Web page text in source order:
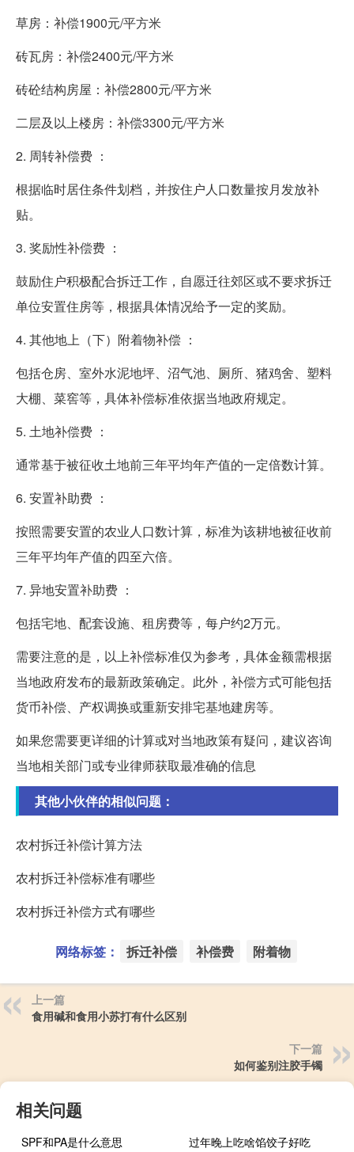
草房：补偿1900元/平方米
砖瓦房：补偿2400元/平方米
砖砼结构房屋：补偿2800元/平方米
二层及以上楼房：补偿3300元/平方米
2. 周转补偿费 ：
根据临时居住条件划档，并按住户人口数量按月发放补
贴。
3. 奖励性补偿费 ：
鼓励住户积极配合拆迁工作，自愿迁往郊区或不要求拆迁
单位安置住房等，根据具体情况给予一定的奖励。
4. 其他地上（下）附着物补偿 ：
包括仓房、室外水泥地坪、沼气池、厕所、猪鸡舍、塑料
大棚、菜窖等，具体补偿标准依据当地政府规定。
5. 土地补偿费 ：
通常基于被征收土地前三年平均年产值的一定倍数计算。
6. 安置补助费 ：
按照需要安置的农业人口数计算，标准为该耕地被征收前
三年平均年产值的四至六倍。
7. 异地安置补助费 ：
包括宅地、配套设施、租房费等，每户约2万元。
需要注意的是，以上补偿标准仅为参考，具体金额需根据
当地政府发布的最新政策确定。此外，补偿方式可能包括
货币补偿、产权调换或重新安排宅基地建房等。
如果您需要更详细的计算或对当地政策有疑问，建议咨询
当地相关部门或专业律师获取最准确的信息
其他小伙伴的相似问题：
农村拆迁补偿计算方法
农村拆迁补偿标准有哪些
农村拆迁补偿方式有哪些
网络标签： 拆迁补偿 补偿费 附着物
上一篇
食用碱和食用小苏打有什么区别
下一篇
如何鉴别注胶手镯
相关问题
SPF和PA是什么意思 过年晚上吃啥馅饺子好吃